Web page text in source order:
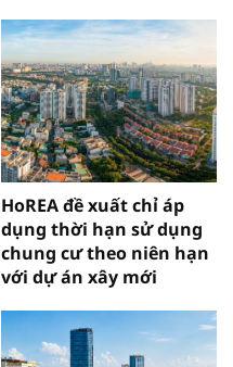
HoREA đề xuất chỉ áp
dụng thời hạn sử dụng
chung cư theo niên hạn
với dự án xây mới